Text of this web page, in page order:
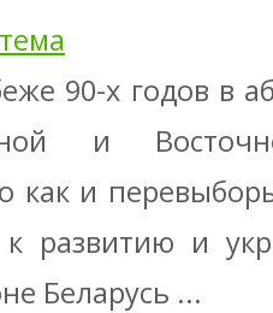
90-х годов в
и
как и
развитию и
Беларусь ...